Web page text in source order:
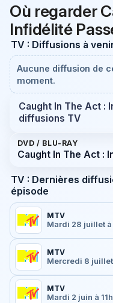
Où regarder
Infidélité
TV : Diffusions à
Aucune diffusion de
moment.
Caught In The Act :
diffusions TV
DVD / BLU-RAY
Caught In The Act :
TV : Dernières
épisode
MTV
Mardi 28 juillet à
MTV
Mercredi 8
MTV
Mardi 2 juin à